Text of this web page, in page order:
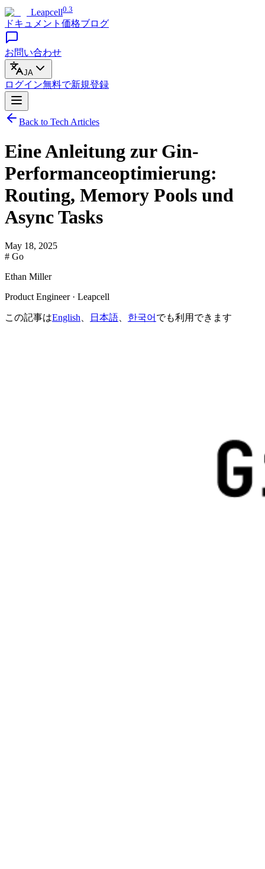
Leapcell0.3
ドキュメント 価格ブログ
お問い合わせ
JA
ログイン無料で新規登録
Back to Tech Articles
Eine Anleitung zur Gin-
Performanceoptimierung:
Routing, Memory Pools und
Async Tasks
May 18, 2025
# Go
Ethan Miller
Product Engineer · Leapcell
この記事はEnglish 日本語 한국어 でも利用できます